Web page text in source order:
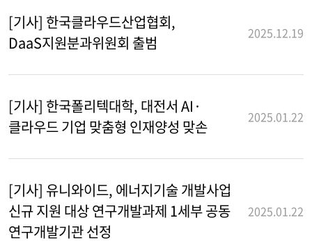
[기사] 한국클라우드산업협회,
DaaS지원분과위원회 출범
2025.12.19
[기사] 한국폴리텍대학, 대전서 AI·
클라우드 기업 맞춤형 인재양성 맞손
2025.01.22
[기사] 유니와이드, 에너지기술 개발사업
신규 지원 대상 연구개발과제 1세부 공동
연구개발기관 선정
2025.01.22